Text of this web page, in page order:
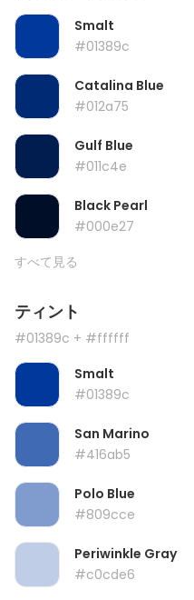
Smalt
#01389c
Catalina Blue
#012a75
Gulf Blue
#011c4e
Black Pearl
#000e27
すべて見る
ティント
#01389c + #ffffff
Smalt
#01389c
San Marino
#416ab5
Polo Blue
#809cce
Periwinkle Gray
#c0cde6